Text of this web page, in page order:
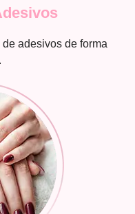
adesivos de forma